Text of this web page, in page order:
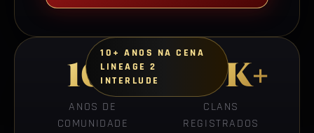
10+ ANOS NA CENA
LINEAGE 2
INTERLUDE
10+
ANOS DE
COMUNIDADE
2.5K+
CLANS
REGISTRADOS